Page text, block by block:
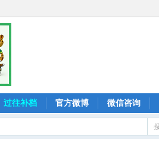
过往补档 官方微博 微信咨询